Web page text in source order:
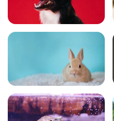
いぬ
小動物